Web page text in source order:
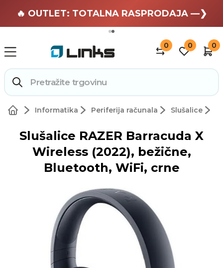
🏄 Zaslužuješ odmor —❯
🔥 OUTLET: TOTALNA RASPRODAJA —❯
0 0 0
Informatika Periferija računala Slušalice
Slušalice RAZER Barracuda X
Wireless (2022), bežične,
Bluetooth, WiFi, crne